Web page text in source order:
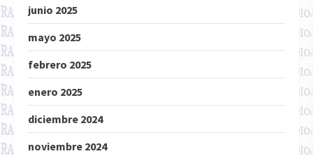
junio 2025
mayo 2025
febrero 2025
enero 2025
diciembre 2024
noviembre 2024